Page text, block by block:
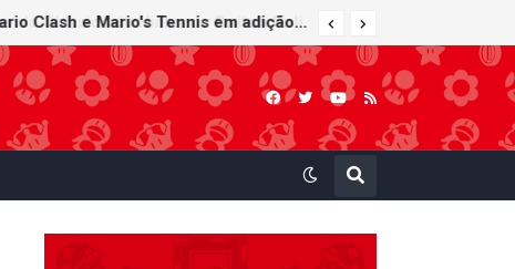
Super Mario Sunshine é anunciado para o Nintendo GameCube - Nintendo Classics do Nintendo Switch Online